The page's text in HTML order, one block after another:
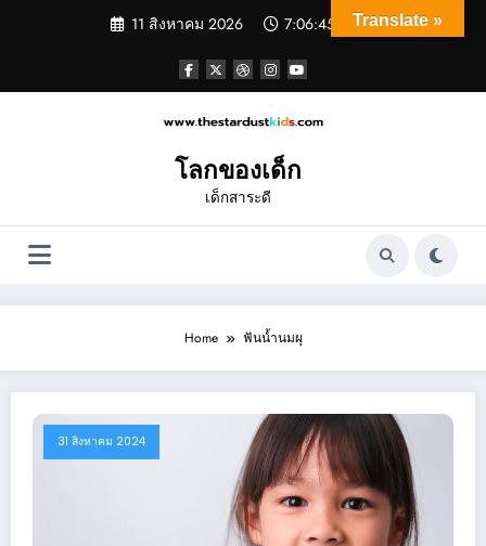
11 สิงหาคม 2026 7:06:45 PM
โลกของเด็ก
เด็กสาระดี
Home ฟันน้ำนมผุ
31 สิงหาคม 2024
Translate »